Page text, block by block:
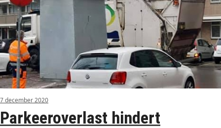
7 december 2020
Parkeeroverlast hindert